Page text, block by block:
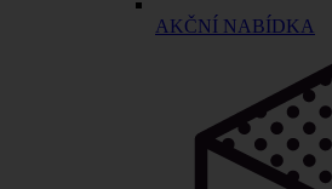
AKČNÍ NABÍDKA